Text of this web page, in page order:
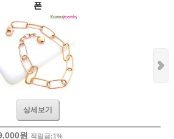
폰
상세보기
원 적립금:1%